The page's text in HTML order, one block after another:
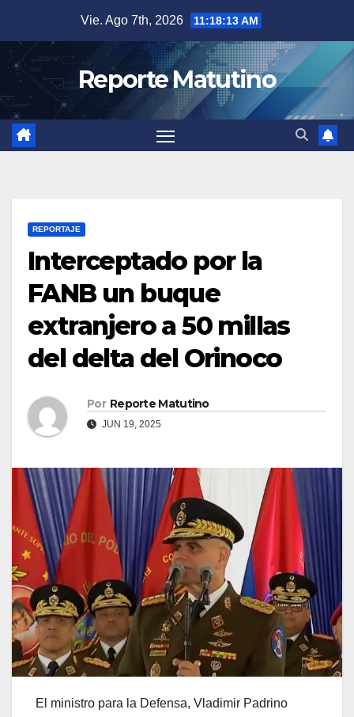
contenido
Vie. Ago 7th, 2026 11:18:14 AM
Reporte Matutino
REPORTAJE
Interceptado por la
FANB un buque
extranjero a 50 millas
del delta del Orinoco
Por Reporte Matutino
JUN 19, 2025
El ministro para la Defensa, Vladimir Padrino